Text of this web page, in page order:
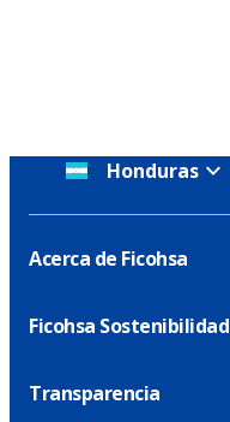
Honduras
Acerca de Ficohsa
Ficohsa Sostenibilidad
Transparencia